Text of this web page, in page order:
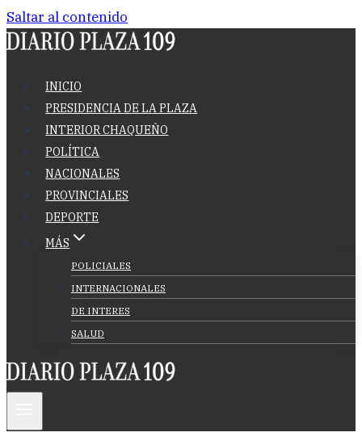
Saltar al contenido
INICIO
PRESIDENCIA DE LA PLAZA
INTERIOR CHAQUEÑO
POLÍTICA
NACIONALES
PROVINCIALES
DEPORTE
MÁS
POLICIALES
INTERNACIONALES
DE INTERES
SALUD